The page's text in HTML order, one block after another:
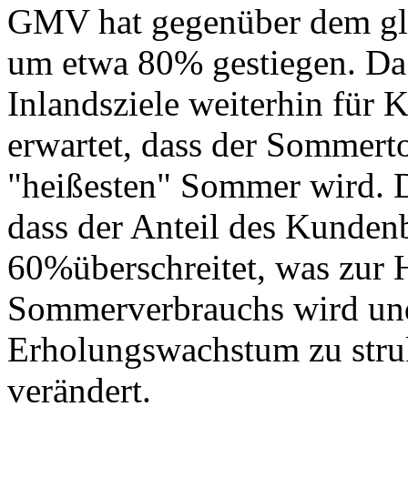
GMV hat gegenüber dem
um etwa 80% gestiegen.
Inlandsziele weiterhin für
erwartet, dass der
"heißesten" Sommer wird.
dass der Anteil des
60%überschreitet, was zur
Sommerverbrauchs wird
Erholungswachstum zu
verändert.